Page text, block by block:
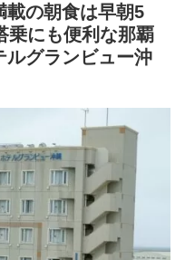
載の朝食は早朝5
乗にも便利な那覇
ルグランビュー沖